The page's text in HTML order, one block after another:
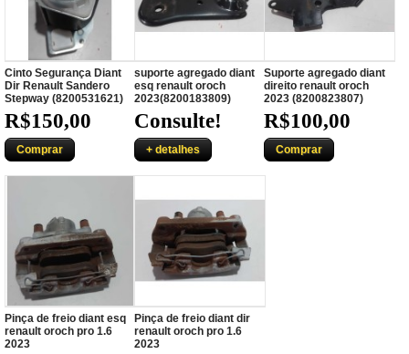
Cinto Segurança Diant
Dir Renault Sandero
Stepway (8200531621)
R$150,00
Comprar
suporte agregado diant
esq renault oroch
2023(8200183809)
Consulte!
+ detalhes
Suporte agregado diant
direito renault oroch
2023 (8200823807)
R$100,00
Comprar
Pinça de freio diant esq
renault oroch pro 1.6
2023
Pinça de freio diant dir
renault oroch pro 1.6
2023